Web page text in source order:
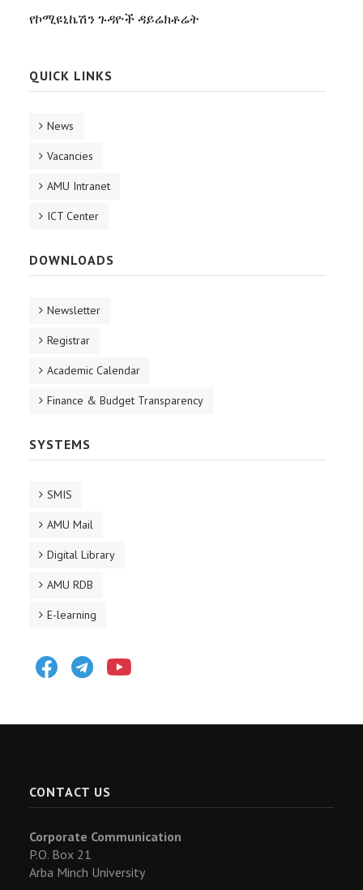
የኮሚዩኒኬሽን ጉዳዮች ዳይሬክቶሬት
QUICK LINKS
News
Vacancies
AMU Intranet
ICT Center
DOWNLOADS
Newsletter
Registrar
Academic Calendar
Finance & Budget Transparency
SYSTEMS
SMIS
AMU Mail
Digital Library
AMU RDB
E-learning
FacebookTelegram
CONTACT US
Corporate Communication
P.O. Box 21
Arba Minch University